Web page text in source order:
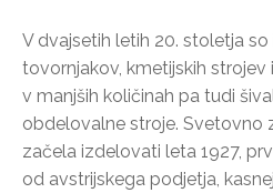
V dvajsetih letih 20. stoletja
tovornjakov, kmetijskih
v manjših količinah pa tudi
obdelovalne stroje. Svetovno
začela izdelovati leta 1927,
od avstrijskega podjetja,